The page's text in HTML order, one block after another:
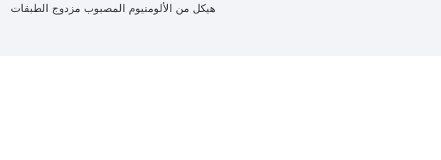
هيكل من الألومنيوم المصبوب مزدوج الطبقات